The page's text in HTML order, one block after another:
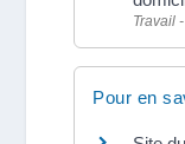
Travail
Pour en